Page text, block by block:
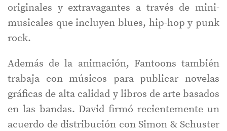
originales y extravagantes a través de mini-
musicales que incluyen blues, hip-hop y punk
rock.
Además de la animación, Fantoons también
trabaja con músicos para publicar novelas
gráficas de alta calidad y libros de arte basados
en las bandas. David firmó recientemente un
acuerdo de distribución con Simon & Schuster